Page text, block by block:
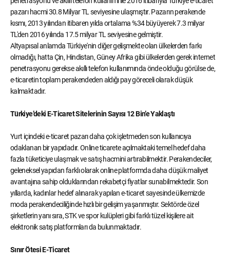
pazarı hacmi 30.8 Milyar TL seviyesine ulaşmıştır. Pazarın perakende
kısmı, 2013 yılından itibaren yılda ortalama %34 büyüyerek 7.3 milyar
TL'den 2016 yılında 17.5 milyar TL seviyesine gelmiştir.
Altyapısal anlamda Türkiye'nin diğer gelişmekte olan ülkelerden farkı
olmadığı, hatta Çin, Hindistan, Güney Afrika gibi ülkelerden gerek internet
penetrasyonu gerekse akıllı telefon kullanımında önde olduğu görülse de,
e-ticaretin toplam perakendeden aldığı pay göreceli olarak düşük
kalmaktadır.
Türkiye’deki E-Ticaret Sitelerinin Sayısı 12 Bin’e Yaklaştı
Yurt içindeki e-ticaret pazarı daha çok işletmeden son kullanıcıya
odaklanan bir yapıdadır. Online ticarete açılmaktaki temel hedef daha
fazla tüketiciye ulaşmak ve satış hacmini artırabilmektir. Perakendeciler,
geleneksel yapıdan farklı olarak online platformda daha düşük maliyet
avantajına sahip olduklarından rekabetçi fiyatlar sunabilmektedir. Son
yıllarda, kadınlar hedef alınarak yapılan e-ticaret sayesinde ülkemizde
moda perakendeciliğinde hızlı bir gelişim yaşanmıştır. Sektörde özel
şirketlerin yanı sıra, STK ve spor kulüpleri gibi farklı tüzel kişilere ait
elektronik satış platformları da bulunmaktadır.
Sınır Ötesi E-Ticaret